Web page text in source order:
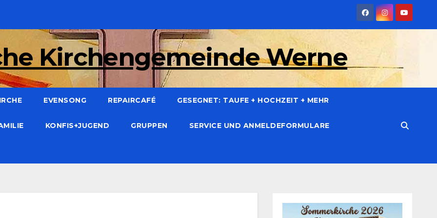
Kirchengemeinde Werne
EVENSONG REPAIRCAFÉ GESEGNET: TAUFE + HOCHZEIT + MEHR
KONFIS+JUGEND GRUPPEN SERVICE UND ANMELDEFORMULARE